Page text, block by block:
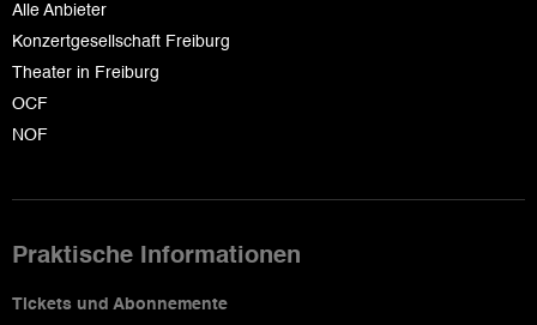
Alle Anbieter
Konzertgesellschaft Freiburg
Theater in Freiburg
OCF
NOF
Praktische Informationen
Tickets und Abonnemente